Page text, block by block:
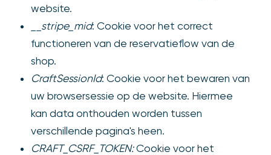
website.
__stripe_mid: Cookie voor het correct
functioneren van de reservatieflow van de
shop.
CraftSessionId: Cookie voor het bewaren van
uw browsersessie op de website. Hiermee
kan data onthouden worden tussen
verschillende pagina's heen.
CRAFT_CSRF_TOKEN:Cookie voor het